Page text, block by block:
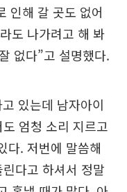
인해 갈 곳도 없어
도 나가려고 해 봐
없다”고 설명했다.
있는데 남자아이
엄청 소리 지르고
다. 저번에 말씀해
다고 하셔서 정말